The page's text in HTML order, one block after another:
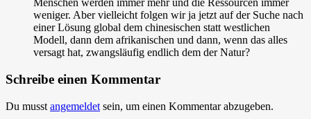
Menschen werden immer mehr und die Ressourcen immer
weniger. Aber vielleicht folgen wir ja jetzt auf der Suche nach
einer Lösung global dem chinesischen statt westlichen
Modell, dann dem afrikanischen und dann, wenn das alles
versagt hat, zwangsläufig endlich dem der Natur?
Schreibe einen Kommentar
Du musst angemeldet sein, um einen Kommentar abzugeben.